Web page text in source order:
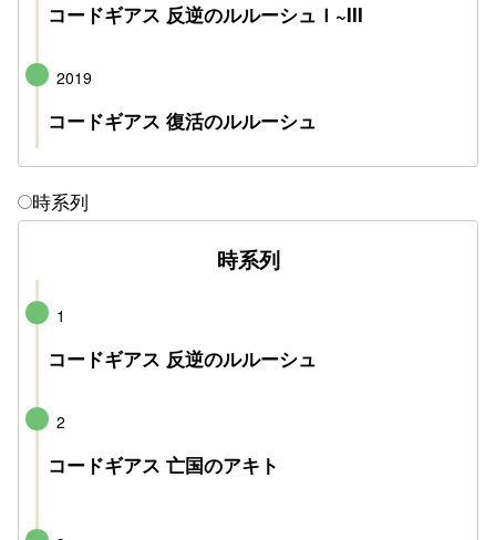
コードギアス 反逆のルルーシュＩ~III
2019
コードギアス 復活のルルーシュ
時系列
時系列
1
コードギアス 反逆のルルーシュ
2
コードギアス 亡国のアキト